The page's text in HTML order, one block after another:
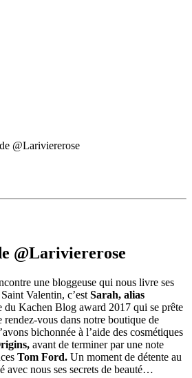
@Lariviererose
@Lariviererose
une bloggeuse qui nous livre ses
Valentin, c’est Sarah, alias
du Kachen Blog award 2017 qui se prête
rendez-vous dans notre boutique de
bichonnée à l’aide des cosmétiques
, avant de terminer par une note
Tom Ford. Un moment de détente au
avec nous ses secrets de beauté…